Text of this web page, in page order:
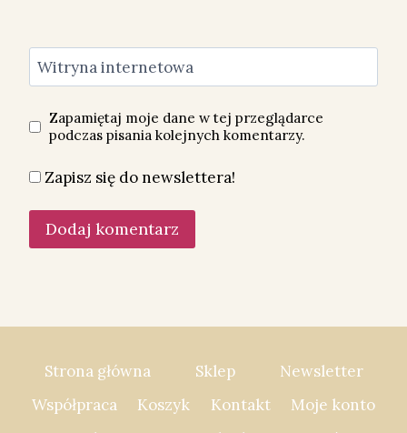
Witryna internetowa
Zapamiętaj moje dane w tej przeglądarce
podczas pisania kolejnych komentarzy.
Zapisz się do newslettera!
Strona główna Sklep
Newsletter
Współpraca
Koszyk Kontakt
Moje konto